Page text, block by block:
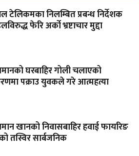
टेलिकमका निलम्बित प्रबन्ध निर्देशक
फेरि अर्को भ्रष्टाचार मुद्दा
घरबाहिर गोली चलाएको
पक्राउ युवकले गरे आत्महत्या
खानको निवासबाहिर हवाई फायरिङ
तस्विर सार्बजनिक